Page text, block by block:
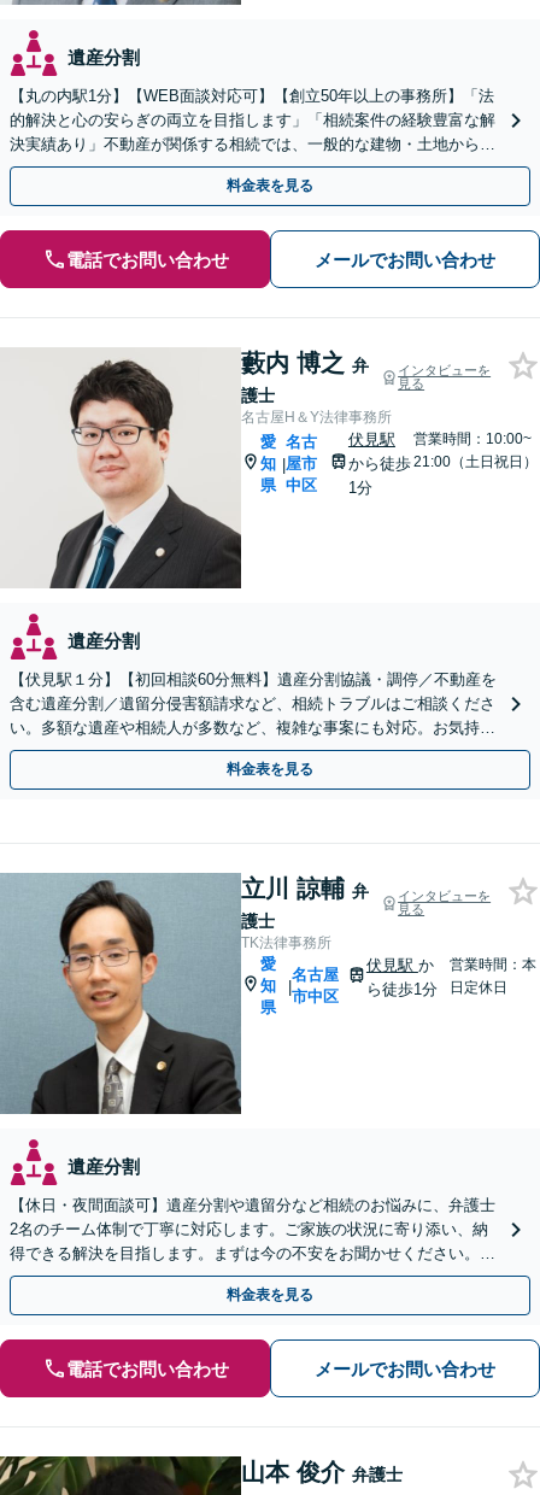
遺産分割
【丸の内駅1分】【WEB面談対応可】【創立50年以上の事務所】「法
的解決と心の安らぎの両立を目指します」「相続案件の経験豊富な解
決実績あり」不動産が関係する相続では、一般的な建物・土地から農
地まで幅広く対応いたします。【休日・夜間相談可】
料金表を見る
電話でお問い合わせ メールでお問い合わせ
藪内 博之 弁
護士
インタビューを
見る
名古屋H＆Y法律事務所
愛
知
県
|
名古
屋市
中区
伏見駅
から徒歩
1分
営業時間：10:00~
21:00（土日祝日）
遺産分割
【伏見駅１分】【初回相談60分無料】遺産分割協議・調停／不動産を
含む遺産分割／遺留分侵害額請求など、相続トラブルはご相談くださ
い。多額な遺産や相続人が多数など、複雑な事案にも対応。お気持ち
やご意向に寄り添いながら、最善の解決を目指します
料金表を見る
立川 諒輔 弁
護士
インタビューを
見る
TK法律事務所
愛
知
県
|
名古屋
市中区
伏見駅 か
ら徒歩1分
営業時間：本
日定休日
遺産分割
【休日・夜間面談可】遺産分割や遺留分など相続のお悩みに、弁護士
2名のチーム体制で丁寧に対応します。ご家族の状況に寄り添い、納
得できる解決を目指します。まずは今の不安をお聞かせください。
【メール・WEB相談可】
料金表を見る
電話でお問い合わせ メールでお問い合わせ
山本 俊介 弁護士